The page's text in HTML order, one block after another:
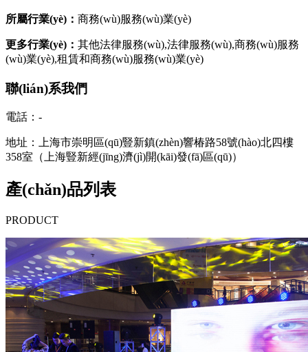
所屬行業(yè)： 商務(wù)服務(wù)業(yè)
更多行業(yè)： 其他法律服務(wù),法律服務(wù),商務(wù)服務
(wù)業(yè),租賃和商務(wù)服務(wù)業(yè)
聯(lián)系我們
電話：-
地址：上海市崇明區(qū)豎新鎮(zhèn)響椿路58號(hào)北四樓
358室（上海豎新經(jīng)濟(jì)開(kāi)發(fā)區(qū)）
產(chǎn)品列表
PRODUCT